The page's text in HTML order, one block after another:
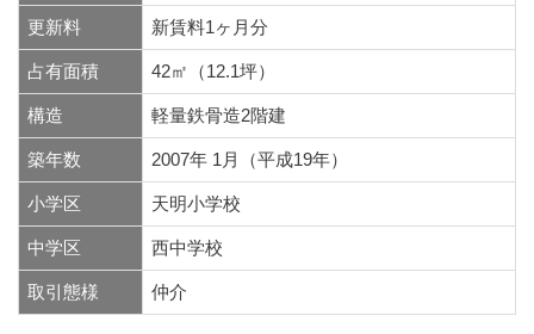
更新料 新賃料1ヶ月分
占有面積 42㎡（12.1坪）
構造 軽量鉄骨造2階建
築年数 2007年 1月（平成19年）
小学区 天明小学校
中学区 西中学校
取引態様 仲介